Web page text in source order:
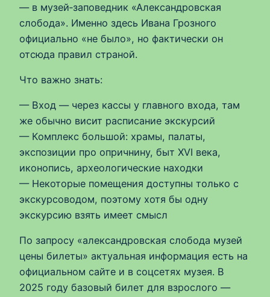
— в музей‑заповедник «Александровская
слобода». Именно здесь Ивана Грозного
официально «не было», но фактически он
отсюда правил страной.
Что важно знать:
— Вход — через кассы у главного входа, там
же обычно висит расписание экскурсий
— Комплекс большой: храмы, палаты,
экспозиции про опричнину, быт XVI века,
иконопись, археологические находки
— Некоторые помещения доступны только с
экскурсоводом, поэтому хотя бы одну
экскурсию взять имеет смысл
По запросу «александровская слобода музей
цены билеты» актуальная информация есть на
официальном сайте и в соцсетях музея. В
2025 году базовый билет для взрослого —